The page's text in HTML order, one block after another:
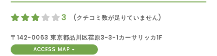
3 (クチコミ数が足りていません)
〒142-0063 東京都品川区荏原3-3-1カーサリッカ1F
ACCESS MAP